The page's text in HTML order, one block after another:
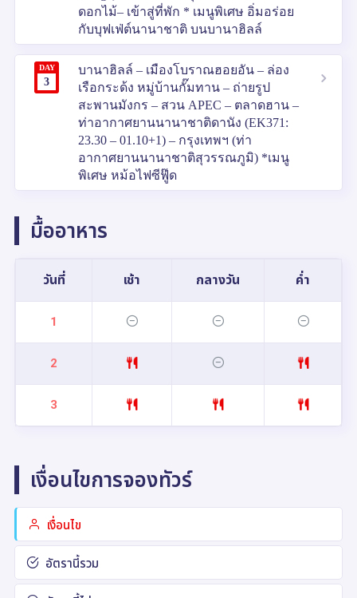
ดอกไม้– เข้าสู่ที่พัก * เมนูพิเศษ อิ่มอร่อย
กับบุฟเฟ่ต์นานาชาติ บนบานาฮิลล์
DAY
3
บานาฮิลล์ – เมืองโบราณฮอยอัน – ล่อง
เรือกระด้ง หมู่บ้านกั๊มทาน – ถ่ายรูป
สะพานมังกร – สวน APEC – ตลาดฮาน –
ท่าอากาศยานนานาชาติดานัง (EK371:
23.30 – 01.10+1) – กรุงเทพฯ (ท่า
อากาศยานนานาชาติสุวรรณภูมิ) *เมนู
พิเศษ หม้อไฟซีฟู๊ด
มื้ออาหาร
วันที่ เช้า กลางวัน ค่ำ
1
2
3
เงื่อนไขการจองทัวร์
เงื่อนไข
อัตรานี้รวม